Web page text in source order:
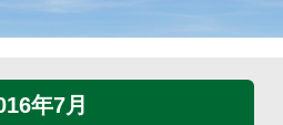
年7月